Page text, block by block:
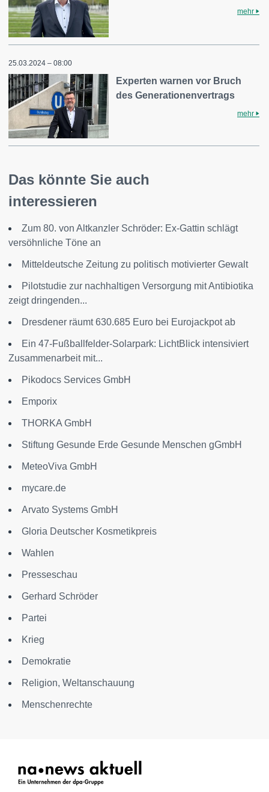
mehr
25.03.2024 – 08:00
Experten warnen vor Bruch
des Generationenvertrags
mehr
Das könnte Sie auch
interessieren
Zum 80. von Altkanzler Schröder: Ex-Gattin schlägt
versöhnliche Töne an
Mitteldeutsche Zeitung zu politisch motivierter Gewalt
Pilotstudie zur nachhaltigen Versorgung mit Antibiotika
zeigt dringenden...
Dresdener räumt 630.685 Euro bei Eurojackpot ab
Ein 47-Fußballfelder-Solarpark: LichtBlick intensiviert
Zusammenarbeit mit...
Pikodocs Services GmbH
Emporix
THORKA GmbH
Stiftung Gesunde Erde Gesunde Menschen gGmbH
MeteoViva GmbH
mycare.de
Arvato Systems GmbH
Gloria Deutscher Kosmetikpreis
Wahlen
Presseschau
Gerhard Schröder
Partei
Krieg
Demokratie
Religion, Weltanschauung
Menschenrechte